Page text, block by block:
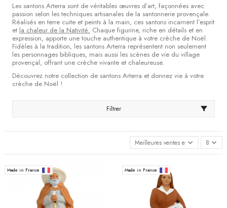
Les santons Arterra sont de véritables œuvres d’art, façonnées avec
passion selon les techniques artisanales de la santonnerie provençale.
Réalisés en terre cuite et peints à la main, ces santons incarnent l’esprit
et la chaleur de la Nativité. Chaque figurine, riche en détails et en
expression, apporte une touche authentique à votre crèche de Noël.
Fidèles à la tradition, les santons Arterra représentent non seulement
les personnages bibliques, mais aussi les scènes de vie du village
provençal, offrant une crèche vivante et chaleureuse.
Découvrez notre collection de santons Arterra et donnez vie à votre
crèche de Noël !
Filtrer
Meilleures ventes en premier
8
Made in France Made in France